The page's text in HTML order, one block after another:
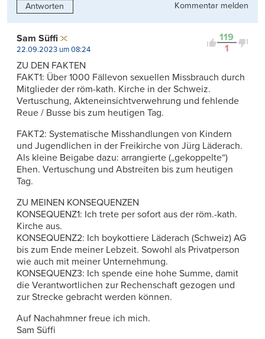
Antworten Kommentar melden
119
1
Sam Süffi
22.09.2023 um 08:24
ZU DEN FAKTEN
FAKT1: Über 1000 Fällevon sexuellen Missbrauch durch
Mitglieder der röm-kath. Kirche in der Schweiz.
Vertuschung, Akteneinsichtverwehrung und fehlende
Reue / Busse bis zum heutigen Tag.
FAKT2: Systematische Misshandlungen von Kindern
und Jugendlichen in der Freikirche von Jürg Läderach.
Als kleine Beigabe dazu: arrangierte („gekoppelte“)
Ehen. Vertuschung und Abstreiten bis zum heutigen
Tag.
ZU MEINEN KONSEQUENZEN
KONSEQUENZ1: Ich trete per sofort aus der röm.-kath.
Kirche aus.
KONSEQUENZ2: Ich boykottiere Läderach (Schweiz) AG
bis zum Ende meiner Lebzeit. Sowohl als Privatperson
wie auch mit meiner Unternehmung.
KONSEQUENZ3: Ich spende eine hohe Summe, damit
die Verantwortlichen zur Rechenschaft gezogen und
zur Strecke gebracht werden können.
Auf Nachahmner freue ich mich.
Sam Süffi